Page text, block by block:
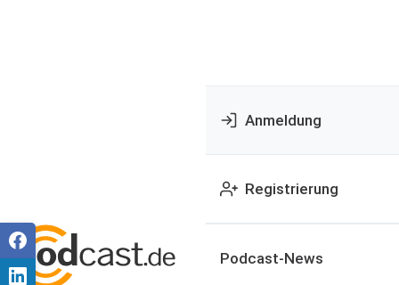
Anmeldung
Registrierung
Podcast-News